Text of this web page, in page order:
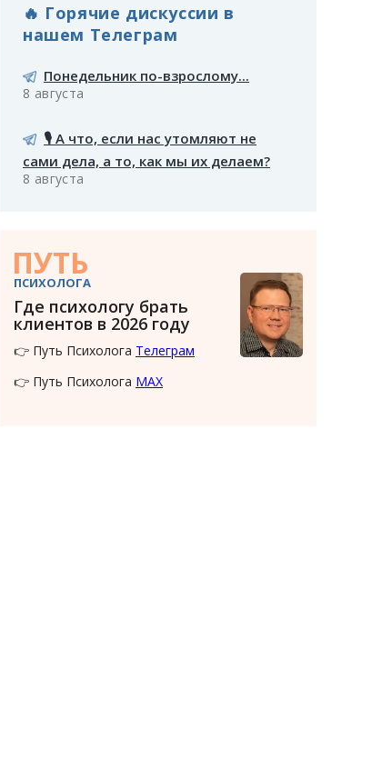
🔥 Горячие дискуссии в
нашем Телеграм
Понедельник по-взрослому...
8 августа
🎙️ А что, если нас утомляют не
сами дела, а то, как мы их делаем?
8 августа
ПУТЬ
ПСИХОЛОГА
Где психологу брать
клиентов в 2026 году
👉 Путь Психолога Телеграм
👉 Путь Психолога MAX